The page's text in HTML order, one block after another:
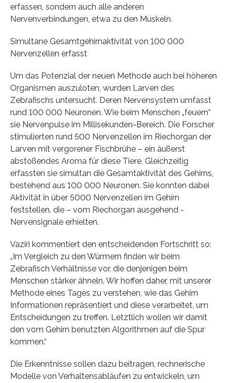
erfassen, sondern auch alle anderen
Nervenverbindungen, etwa zu den Muskeln.
Simultane Gesamtgehirnaktivität von 100 000
Nervenzellen erfasst
Um das Potenzial der neuen Methode auch bei höheren
Organismen auszuloten, wurden Larven des
Zebrafischs untersucht. Deren Nervensystem umfasst
rund 100 000 Neuronen. Wie beim Menschen „feuern“
sie Nervenpulse im Millisekunden-Bereich. Die Forscher
stimulierten rund 500 Nervenzellen im Riechorgan der
Larven mit vergorener Fischbrühe – ein äußerst
abstoßendes Aroma für diese Tiere. Gleichzeitig
erfassten sie simultan die Gesamtaktivität des Gehirns,
bestehend aus 100 000 Neuronen. Sie konnten dabei
Aktivität in über 5000 Nervenzellen im Gehirn
feststellen, die – vom Riechorgan ausgehend -
Nervensignale erhielten.
Vaziri kommentiert den entscheidenden Fortschritt so:
„Im Vergleich zu den Würmern finden wir beim
Zebrafisch Verhältnisse vor, die denjenigen beim
Menschen stärker ähneln. Wir hoffen daher, mit unserer
Methode eines Tages zu verstehen, wie das Gehirn
Informationen repräsentiert und diese verarbeitet, um
Entscheidungen zu treffen. Letztlich wollen wir damit
den vom Gehirn benutzten Algorithmen auf die Spur
kommen.“
Die Erkenntnisse sollen dazu beitragen, rechnerische
Modelle von Verhaltensabläufen zu entwickeln, um